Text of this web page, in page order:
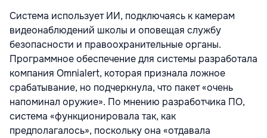
Система использует ИИ, подключаясь к камерам
видеонаблюдений школы и оповещая службу
безопасности и правоохранительные органы.
Программное обеспечение для системы разработала
компания Omnialert, которая признала ложное
срабатывание, но подчеркнула, что пакет «очень
напоминал оружие». По мнению разработчика ПО,
система «функционировала так, как
предполагалось», поскольку она «отдавала